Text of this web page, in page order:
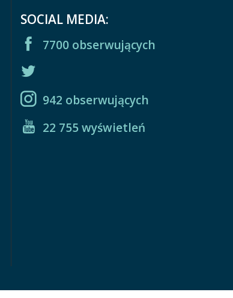
SOCIAL MEDIA:
7700 obserwujących
942 obserwujących
22 755 wyświetleń